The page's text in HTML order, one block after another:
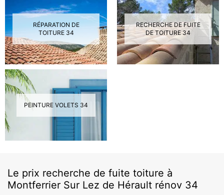
RÉPARATION DE
TOITURE 34
RECHERCHE DE FUITE
DE TOITURE 34
PEINTURE VOLETS 34
Le prix recherche de fuite toiture à
Montferrier Sur Lez de Hérault rénov 34